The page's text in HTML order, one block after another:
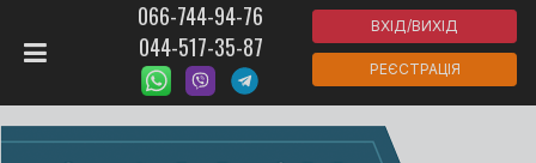
066-744-94-76
044-517-35-87
ВХІД/ВИХІД
РЕЄСТРАЦІЯ